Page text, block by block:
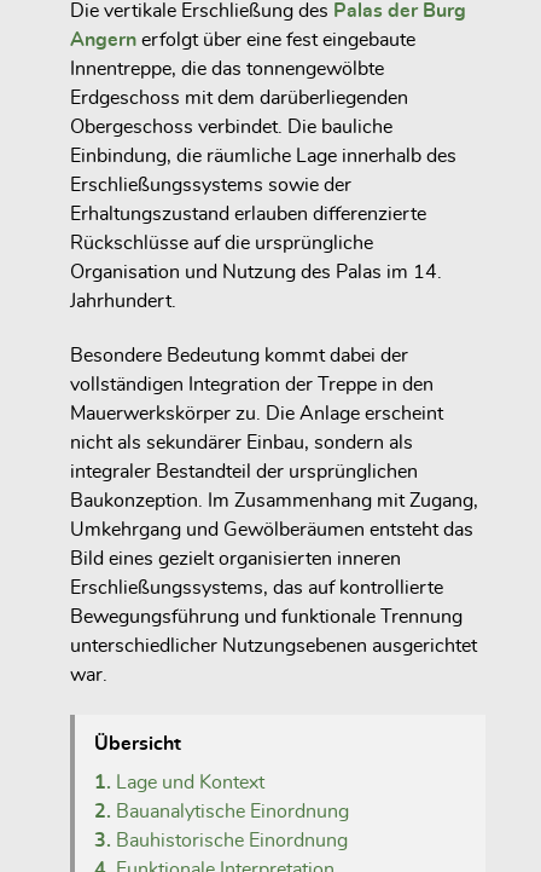
Die vertikale Erschließung des Palas der Burg
Angern erfolgt über eine fest eingebaute
Innentreppe, die das tonnengewölbte
Erdgeschoss mit dem darüberliegenden
Obergeschoss verbindet. Die bauliche
Einbindung, die räumliche Lage innerhalb des
Erschließungssystems sowie der
Erhaltungszustand erlauben differenzierte
Rückschlüsse auf die ursprüngliche
Organisation und Nutzung des Palas im 14.
Jahrhundert.
Besondere Bedeutung kommt dabei der
vollständigen Integration der Treppe in den
Mauerwerkskörper zu. Die Anlage erscheint
nicht als sekundärer Einbau, sondern als
integraler Bestandteil der ursprünglichen
Baukonzeption. Im Zusammenhang mit Zugang,
Umkehrgang und Gewölberäumen entsteht das
Bild eines gezielt organisierten inneren
Erschließungssystems, das auf kontrollierte
Bewegungsführung und funktionale Trennung
unterschiedlicher Nutzungsebenen ausgerichtet
war.
Übersicht
1. Lage und Kontext
2. Bauanalytische Einordnung
3. Bauhistorische Einordnung